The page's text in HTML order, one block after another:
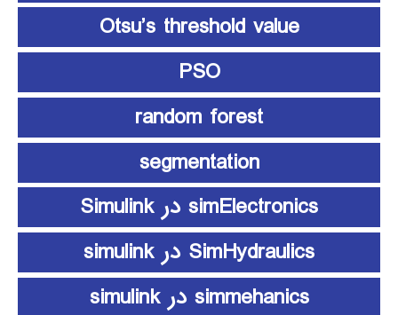
Otsu’s threshold value
PSO
random forest
segmentation
simElectronics در Simulink
SimHydraulics در simulink
simmehanics در simulink